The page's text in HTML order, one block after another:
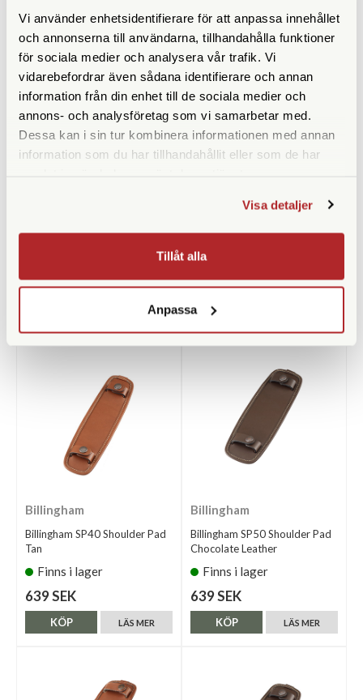
Vi använder enhetsidentifierare för att anpassa innehållet
och annonserna till användarna, tillhandahålla funktioner
för sociala medier och analysera vår trafik. Vi
vidarebefordrar även sådana identifierare och annan
information från din enhet till de sociala medier och
annons- och analysföretag som vi samarbetar med.
Dessa kan i sin tur kombinera informationen med annan
information som du har tillhandahållit eller som de har
Visa detaljer
Tillåt alla
Anpassa
Yttermått (cm) 21 x 13 x 21
Innermått (cm) 18 x 10 x 17
Rymmer
1 systemkamera + 1-2
objektiv
ANDRA KÖPTE ÄVEN
Billingham
Billingham SP40 Shoulder Pad
Tan
Finns i lager
639 SEK
LÄS MER
KÖP
Billingham
Billingham SP50 Shoulder Pad
Chocolate Leather
Finns i lager
639 SEK
LÄS MER
KÖP